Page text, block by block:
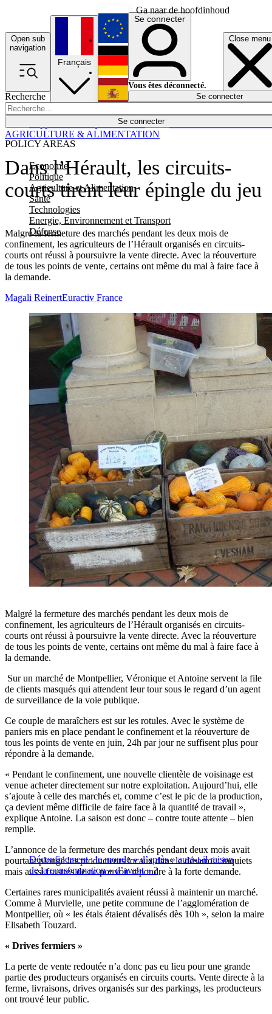
Ga naar de hoofdinhoud
Open sub
navigation
Close menu
Recherche
Se connecter
POLICY AREAS
Economie
Politique
Agriculture et Alimentation
Santé
Technologies
Energie, Environnement et Transport
Défense
Économie
Français
English
Deutsch
Español
Se connecter
Vous êtes déconnecté.
Se connecter
Dans l’Hérault, les circuits-
courts tirent leur épingle du jeu
Malgré la fermeture des marchés pendant les deux mois de
confinement, les agriculteurs de l’Hérault organisés en circuits-
courts ont réussi à poursuivre la vente directe. Avec la réouverture
de tous les points de vente, certains ont même du mal à faire face à
la demande.
AGRICULTURE & ALIMENTATION
Magali ReinertEuractiv France
Malgré la fermeture des marchés pendant les deux mois de
confinement, les agriculteurs de l’Hérault organisés en circuits-
courts ont réussi à poursuivre la vente directe. Avec la réouverture
de tous les points de vente, certains ont même du mal à faire face à
la demande.
Sur un marché de Montpellier, Véronique et Antoine servent la file
de clients masqués qui attendent leur tour sous le regard d’un agent
de surveillance de la voie publique.
Ce couple de maraîchers est sur les rotules. Avec le système de
paniers mis en place pendant le confinement et la réouverture de
tous les points de vente en juin, 24h par jour ne suffisent plus pour
répondre à la demande.
« Pendant le confinement, une nouvelle clientèle de voisinage est
venue acheter directement sur notre exploitation. Aujourd’hui, elle
s’ajoute à celle des marchés et, comme c’est le pic de la production,
ça devient même difficile de faire face à la quantité de travail »,
explique Antoine. La saison est donc – contre toute attente – bien
remplie.
Déconfinement : le monde « d’après » aura-t-il raison
de la consommation « d’avant » ?
L’annonce de la fermeture des marchés pendant deux mois avait
pourtant plongé les producteurs locaux dans le désarroi : inquiets
mais aussi frustrés de ne pouvoir répondre à la forte demande.
Certaines rares municipalités avaient réussi à maintenir un marché.
Comme à Murvielle, une petite commune de l’agglomération de
Montpellier, où « les étals étaient dévalisés dès 10h », selon la maire
Elisabeth Touzard.
« Drives fermiers »
La perte de vente redoutée n’a donc pas eu lieu pour une grande
partie des producteurs organisés en circuits courts. Vente directe à la
ferme, livraisons, drives organisés sur des parkings, les producteurs
ont trouvé leur public.